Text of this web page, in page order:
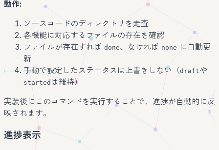
動作:
ソースコードのディレクトリを走査
各機能に対応するファイルの存在を確認
ファイルが存在すれば done、なければ none に自動更
新
手動で設定したステータスは上書きしない（draftや
started は維持）
実装後にこのコマンドを実行することで、進捗が自動的に反
映されます。
進捗表示